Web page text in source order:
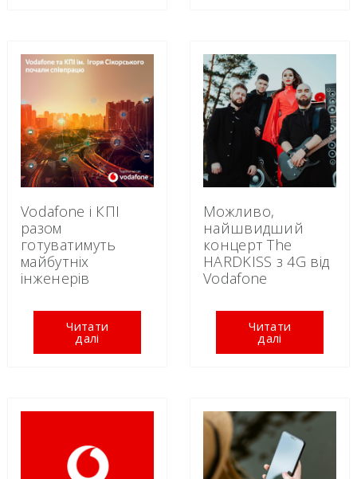
Vodafone і КПІ
разом
готуватимуть
майбутніх
інженерів
Читати
далі
Можливо,
найшвидший
концерт The
HARDKISS з 4G від
Vodafone
Читати
далі